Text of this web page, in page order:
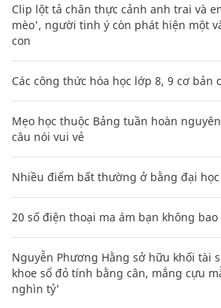
Clip lột tả chân thực cảnh anh trai và
mèo', người tinh ý còn phát hiện một
con
Các công thức hóa học lớp 8, 9 cơ bản
Mẹo học thuộc Bảng tuần hoàn
câu nói vui vẻ
Nhiều điểm bất thường ở bằng đại học
20 số điện thoại ma ám bạn không
Nguyễn Phương Hằng sở hữu khối tài
khoe sổ đỏ tính bằng cân, mắng cựu
nghìn tỷ'